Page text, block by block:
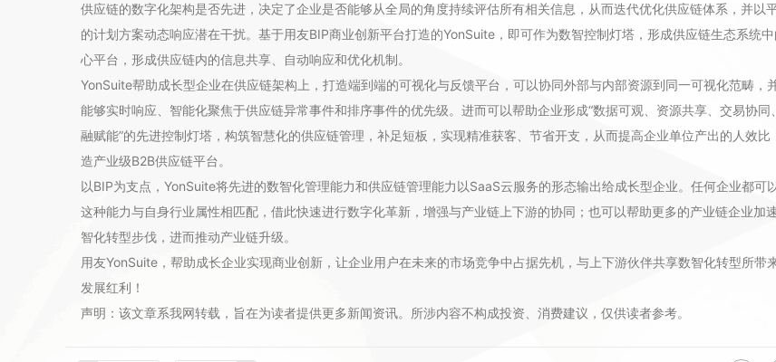
供应链的数字化架构是否先进，决定了企业是否能够从全局的角度持续评估所有相关信息，从而迭代优化供应链体系，并以
的计划方案动态响应潜在干扰。基于用友BIP商业创新平台打造的YonSuite，即可作为数智控制灯塔，形成供应链生态系统
心平台，形成供应链内的信息共享、自动响应和优化机制。
YonSuite帮助成长型企业在供应链架构上，打造端到端的可视化与反馈平台，可以协同外部与内部资源到同一可视化范畴，
能够实时响应、智能化聚焦于供应链异常事件和排序事件的优先级。进而可以帮助企业形成“数据可观、资源共享、交易协同
融赋能”的先进控制灯塔，构筑智慧化的供应链管理，补足短板，实现精准获客、节省开支，从而提高企业单位产出的人效比
造产业级B2B供应链平台。
以BIP为支点，YonSuite将先进的数智化管理能力和供应链管理能力以SaaS云服务的形态输出给成长型企业。任何企业都可
这种能力与自身行业属性相匹配，借此快速进行数字化革新，增强与产业链上下游的协同；也可以帮助更多的产业链企业加
智化转型步伐，进而推动产业链升级。
用友YonSuite，帮助成长企业实现商业创新，让企业用户在未来的市场竞争中占据先机，与上下游伙伴共享数智化转型所带
发展红利！
声明：该文章系我网转载，旨在为读者提供更多新闻资讯。所涉内容不构成投资、消费建议，仅供读者参考。